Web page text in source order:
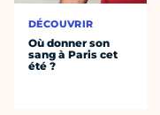
DÉCOUVRIR
Où donner son
sang à Paris cet
été ?